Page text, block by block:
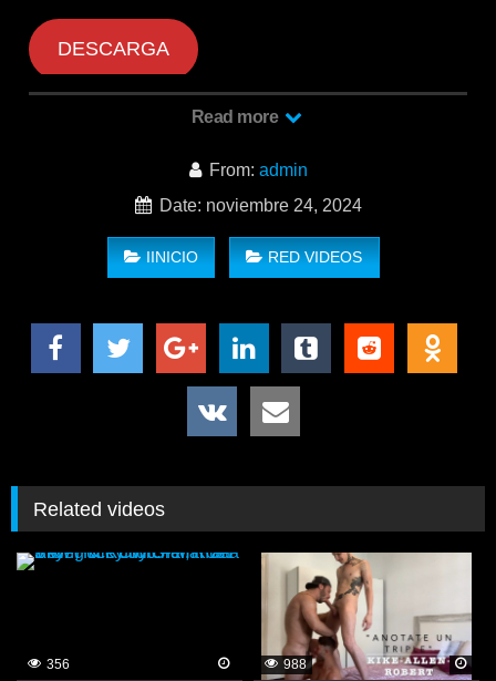
DESCARGA
Read more
From: admin
Date: noviembre 24, 2024
IINICIO RED VIDEOS
Related videos
356
988